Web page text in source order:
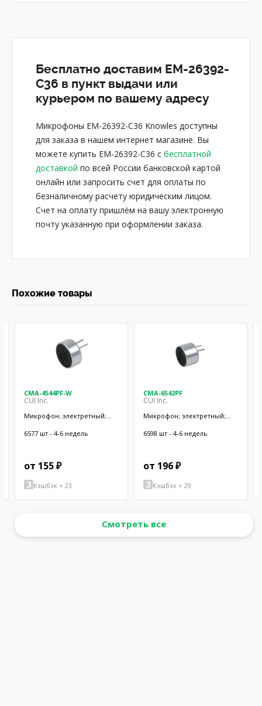
Бесплатно доставим EM-26392-
C36 в пункт выдачи или
курьером по вашему адресу
Микрофоны EM-26392-C36 Knowles доступны
для заказа в нашем интернет магазине. Вы
можете купить EM-26392-C36 с бесплатной
доставкой по всей России банковской картой
онлайн или запросить счет для оплаты по
безналичному расчету юридическим лицом.
Счет на оплату пришлём на вашу электронную
почту указанную при оформлении заказа.
Похожие товары
CMA-4544PF-W
CUI Inc.
Микрофон; электретный;
Ø9,7x4,5мм; SMT
6577 шт - 4-6 недель
от 155 ₽
Кэшбэк + 23
CMA-6542PF
CUI Inc.
Микрофон; электретный;
Ø9,4x6,5мм; SMT
6598 шт - 4-6 недель
от 196 ₽
Кэшбэк + 29
Смотреть все